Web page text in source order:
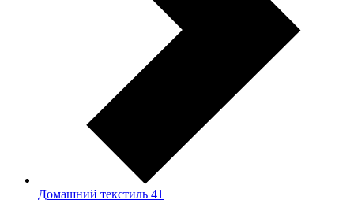
Домашний текстиль 41